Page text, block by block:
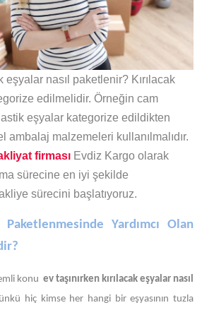
eşyalar nasıl paketlenir? Kırılacak
edilmelidir. Örneğin cam
eşyalar kategorize edildikten
ambalaj malzemeleri kullanılmalıdır.
firması Evdiz Kargo olarak
sürecine en iyi şekilde
sürecini başlatıyoruz.
Paketlenmesinde Yardımcı Olan
konu ev taşınırken kırılacak eşyalar nasıl
hiç kimse her hangi bir eşyasının tuzla